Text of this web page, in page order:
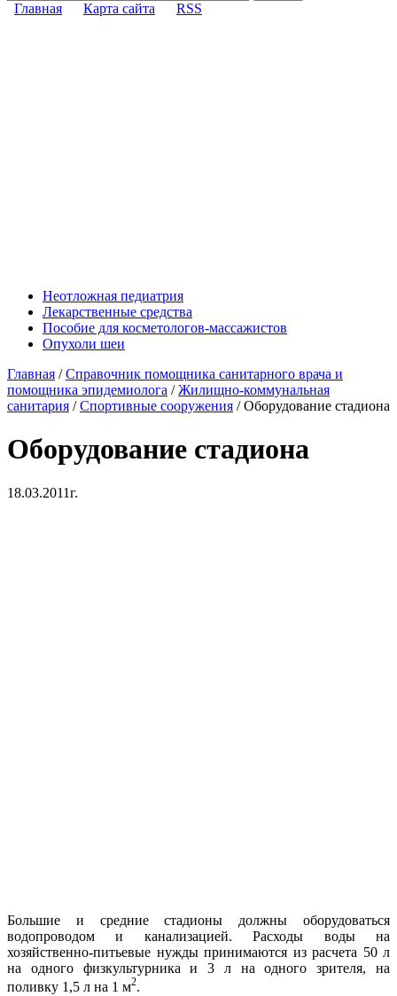
Главная Карта сайта RSS
Неотложная педиатрия
Лекарственные средства
Пособие для косметологов-массажистов
Опухоли шеи
Главная /Справочник помощника санитарного врача и
помощника эпидемиолога /Жилищно-коммунальная
санитария /Спортивные сооружения /Оборудование стадиона
Оборудование стадиона
18.03.2011г.
Большие и средние стадионы должны оборудоваться
водопроводом и канализацией. Расходы воды на
хозяйственно-питьевые нужды принимаются из расчета 50 л
на одного физкультурника и 3 л на одного зрителя, на
поливку 1,5 л на 1 м2.